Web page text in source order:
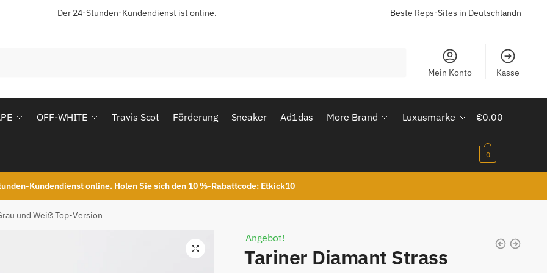
Der 24-Stunden-Kundendienst ist online. Beste Reps-Sites in Deutschlandn
Mein Konto Kasse
OFF-WHITE Travis Scot Förderung Sneaker Ad1das More Brand Luxusmarke €0.00
0
Kundendienst online. Holen Sie sich den 10 %-Rabattcode: Etkick10
und Weiß Top-Version
Angebot!
Tariner Diamant Strass